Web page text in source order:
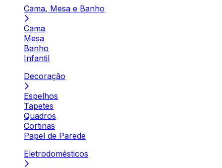
Cama, Mesa e Banho
Cama
Mesa
Banho
Infantil
Decoração
Espelhos
Tapetes
Quadros
Cortinas
Papel de Parede
Eletrodomésticos